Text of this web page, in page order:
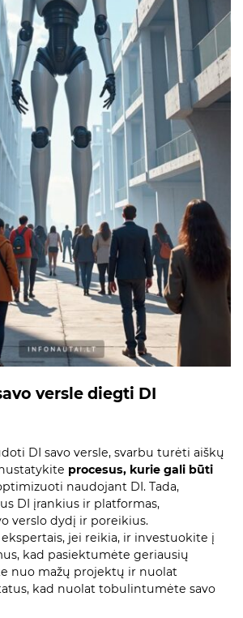
versle diegti DI
DI savo versle, svarbu turėti aiškų
procesus, kurie gali būti
naudojant DI. Tada,
DI įrankius ir platformas,
verslo dydį ir poreikius.
jei reikia, ir investuokite į
kad pasiektumėte geriausių
nuo mažų projektų ir nuolat
kad nuolat tobulintumėte savo